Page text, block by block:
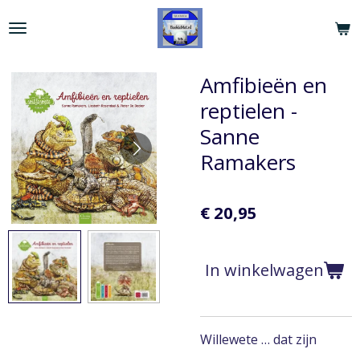
direct
de
hoofdinhoud
Amfibieën en
reptielen -
Sanne
Ramakers
€ 20,95
In winkelwagen
Willewete … dat zijn